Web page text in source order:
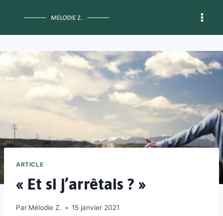
contenu
ARTICLE
« Et si j’arrêtais ? »
Par Mélodie Z. 15 janvier 2021